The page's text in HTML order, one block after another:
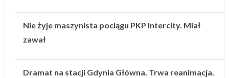
Nie żyje maszynista pociągu PKP Intercity. Miał
zawał
Dramat na stacji Gdynia Główna. Trwa reanimacja.